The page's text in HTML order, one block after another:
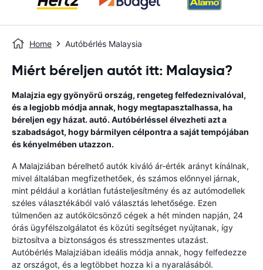
Home Autóbérlés Malaysia
Miért béreljen autót itt: Malaysia?
Malajzia egy gyönyörű ország, rengeteg felfedeznivalóval,
és a legjobb módja annak, hogy megtapasztalhassa, ha
béreljen egy házat. autó. Autóbérléssel élvezheti azt a
szabadságot, hogy bármilyen célpontra a saját tempójában
és kényelmében utazzon.
A Malajziában bérelhető autók kiváló ár-érték arányt kínálnak,
mivel általában megfizethetőek, és számos előnnyel járnak,
mint például a korlátlan futásteljesítmény és az autómodellek
széles választékából való választás lehetősége. Ezen
túlmenően az autókölcsönző cégek a hét minden napján, 24
órás ügyfélszolgálatot és közúti segítséget nyújtanak, így
biztosítva a biztonságos és stresszmentes utazást.
Autóbérlés Malajziában ideális módja annak, hogy felfedezze
az országot, és a legtöbbet hozza ki a nyaralásából.